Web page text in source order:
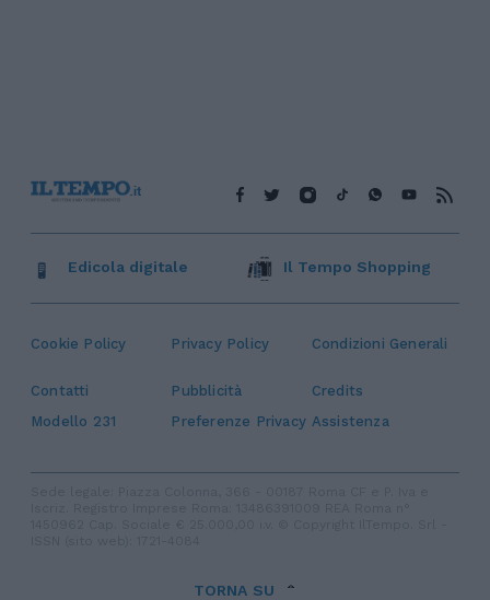
Cookie Policy Privacy Policy Condizioni Generali
Contatti Pubblicità
Credits
Modello 231
Preferenze Privacy Assistenza
Edicola digitale Il Tempo Shopping
TORNA SU